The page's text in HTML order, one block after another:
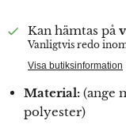
Kan hämtas på
Vanligtvis redo
Visa butiksinformation
Material: (ange
polyester)